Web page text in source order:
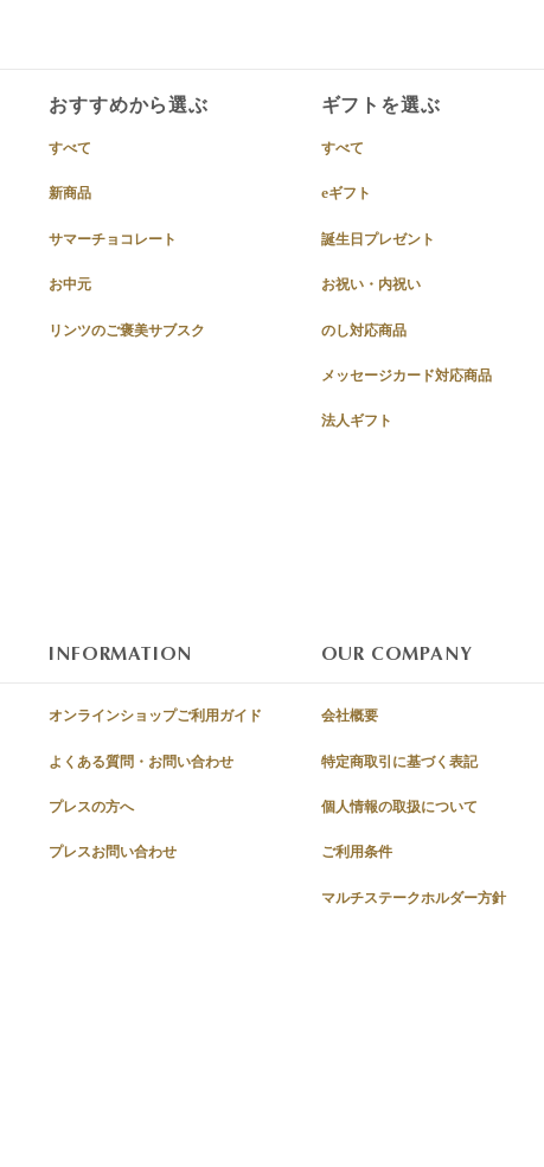
おすすめから選ぶ
すべて
新商品
サマーチョコレート
お中元
リンツのご褒美サブスク
ギフトを選ぶ
すべて
eギフト
誕生日プレゼント
お祝い・内祝い
のし対応商品
メッセージカード対応商品
法人ギフト
INFORMATION
オンラインショップご利用ガイド
よくある質問・お問い合わせ
プレスの方へ
プレスお問い合わせ
OUR COMPANY
会社概要
特定商取引に基づく表記
個人情報の取扱について
ご利用条件
マルチステークホルダー方針